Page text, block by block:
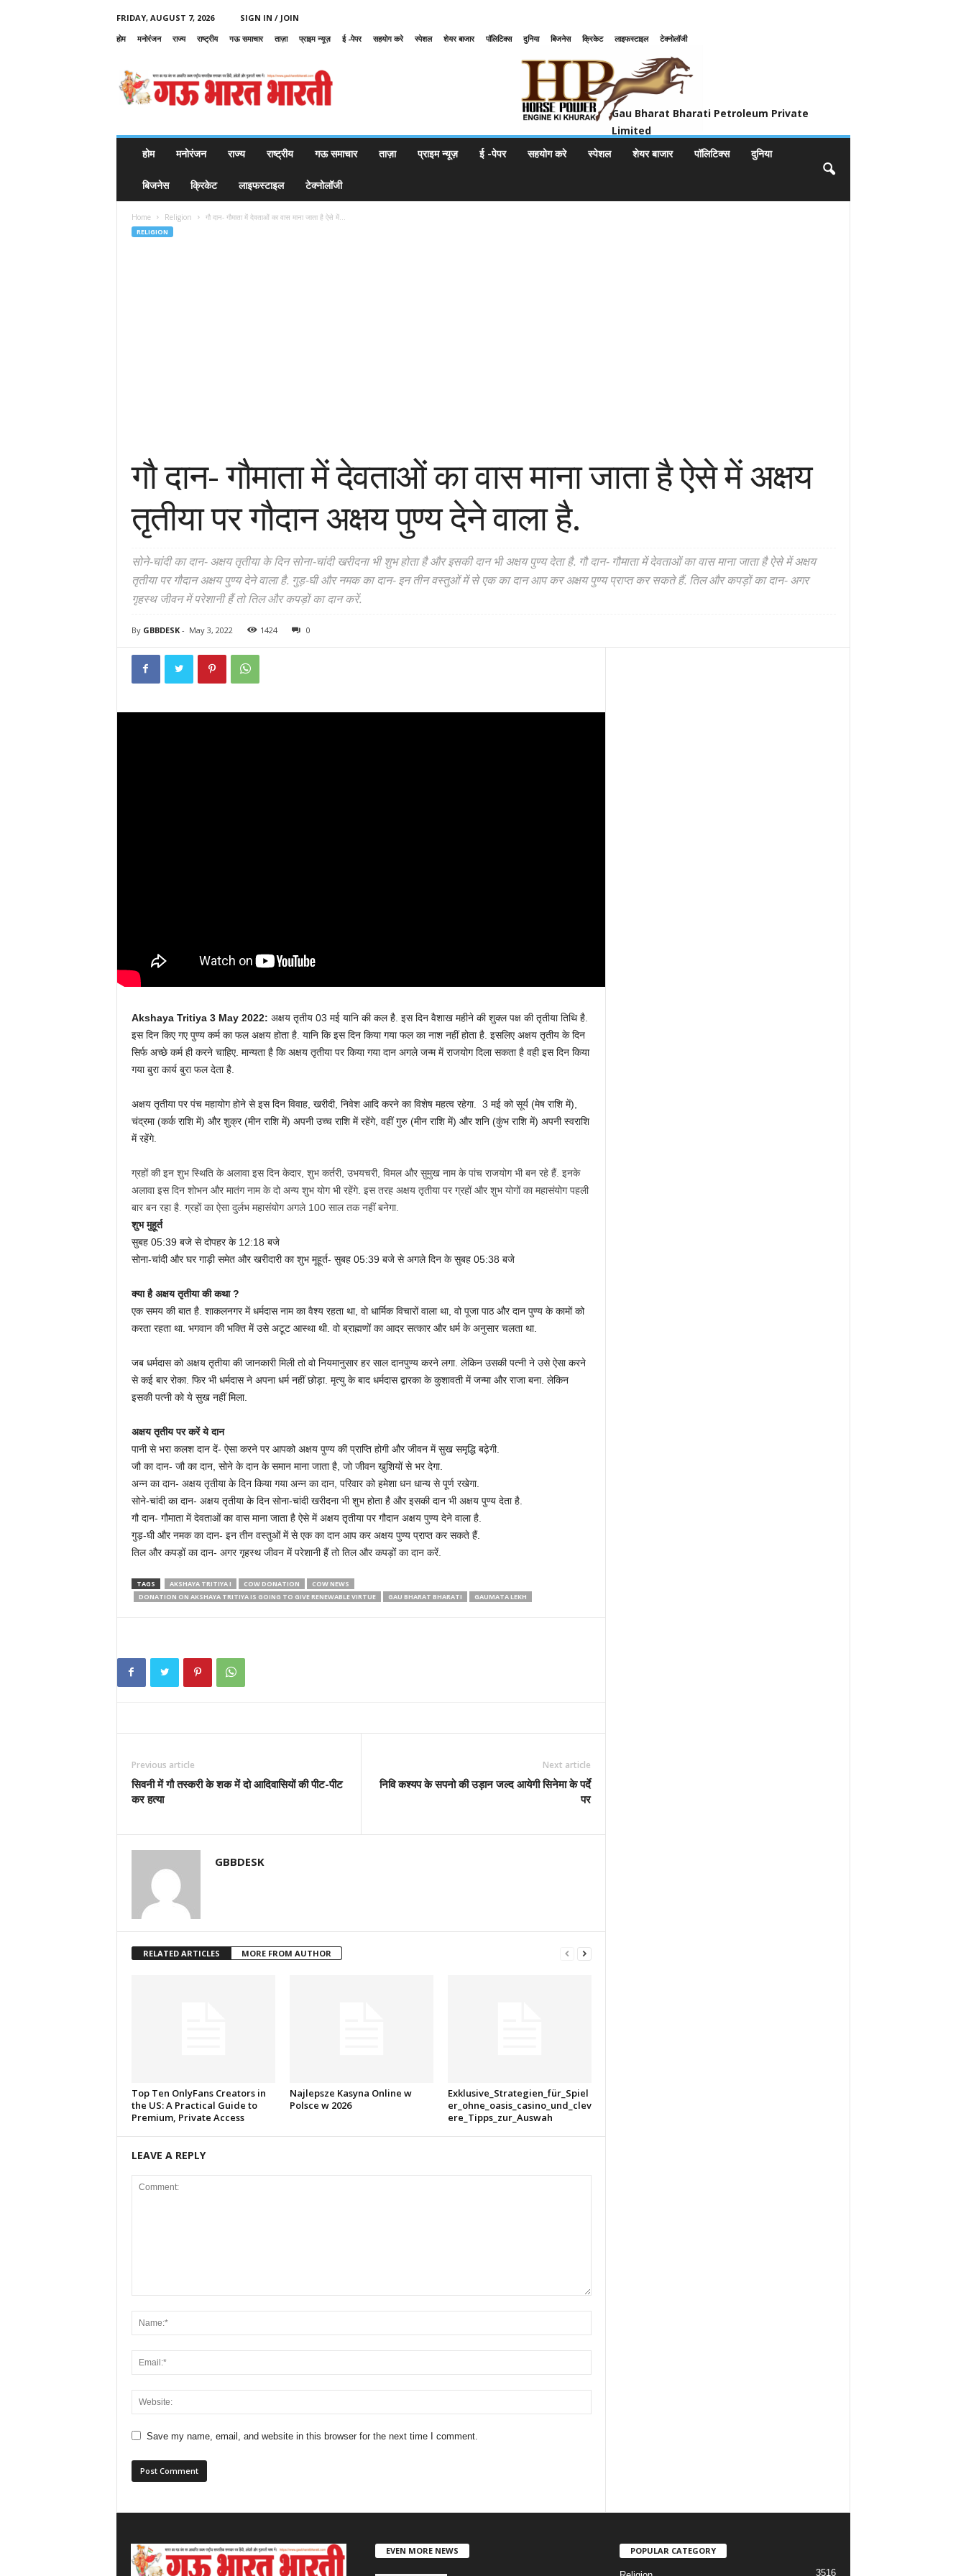
FRIDAY, AUGUST 7, 2026
SIGN IN / JOIN
होम
मनोरंजन राज्य राष्ट्रीय गऊ समाचार ताज़ा प्राइम न्यूज़ ई -पेपर सहयोग करे स्पेशल शेयर बाजार पॉलिटिक्स दुनिया बिजनेस क्रिकेट लाइफस्टाइल
टेक्नोलॉजी
u
Gau Bharat Bharati Petroleum Private
Limited
होम
मनोरंजन राज्य राष्ट्रीय गऊ समाचार ताज़ा प्राइम न्यूज़ ई -पेपर सहयोग करे स्पेशल शेयर बाजार पॉलिटिक्स दुनिया
बिजनेस क्रिकेट लाइफस्टाइल टेक्नोलॉजी
Home Religion गौ दान- गौमाता में देवताओं का वास माना जाता है ऐसे में...
RELIGION
गौ दान- गौमाता में देवताओं का वास माना जाता है ऐसे में अक्षय
तृतीया पर गौदान अक्षय पुण्य देने वाला है.
सोने-चांदी का दान- अक्षय तृतीया के दिन सोना-चांदी खरीदना भी शुभ होता है और इसकी दान भी अक्षय पुण्य देता है. गौ दान- गौमाता में देवताओं का वास माना जाता है ऐसे में अक्षय
तृतीया पर गौदान अक्षय पुण्य देने वाला है. गुड़-घी और नमक का दान- इन तीन वस्तुओं में से एक का दान आप कर अक्षय पुण्य प्राप्त कर सकते हैं. तिल और कपड़ों का दान- अगर
गृहस्थ जीवन में परेशानी हैं तो तिल और कपड़ों का दान करें.
By GBBDESK- May 3, 2022 1424 0
Akshaya Tritiya 3 May 2022: अक्षय तृतीय 03 मई यानि की कल है. इस दिन वैशाख महीने की शुक्ल पक्ष की तृतीया तिथि है.
इस दिन किए गए पुण्य कर्म का फल अक्षय होता है. यानि कि इस दिन किया गया फल का नाश नहीं होता है. इसलिए अक्षय तृतीय के दिन
सिर्फ अच्छे कर्म ही करने चाहिए. मान्यता है कि अक्षय तृतीया पर किया गया दान अगले जन्म में राजयोग दिला सकता है वही इस दिन किया
गया बुरा कार्य बुरा फल देता है.
अक्षय तृतीया पर पंच महायोग होने से इस दिन विवाह, खरीदी, निवेश आदि करने का विशेष महत्व रहेगा. 3 मई को सूर्य (मेष राशि में),
चंद्रमा (कर्क राशि में) और शुक्र (मीन राशि में) अपनी उच्च राशि में रहेंगे, वहीं गुरु (मीन राशि में) और शनि (कुंभ राशि में) अपनी स्वराशि
में रहेंगे.
ग्रहों की इन शुभ स्थिति के अलावा इस दिन केदार, शुभ कर्तरी, उभयचरी, विमल और सुमुख नाम के पांच राजयोग भी बन रहे हैं. इनके
अलावा इस दिन शोभन और मातंग नाम के दो अन्य शुभ योग भी रहेंगे. इस तरह अक्षय तृतीया पर ग्रहों और शुभ योगों का महासंयोग पहली
बार बन रहा है. ग्रहों का ऐसा दुर्लभ महासंयोग अगले 100 साल तक नहीं बनेगा.
शुभ मुहूर्त
सुबह 05:39 बजे से दोपहर के 12:18 बजे
सोना-चांदी और घर गाड़ी समेत और खरीदारी का शुभ मूहूर्त- सुबह 05:39 बजे से अगले दिन के सुबह 05:38 बजे
क्या है अक्षय तृतीया की कथा ?
एक समय की बात है. शाकलनगर में धर्मदास नाम का वैश्य रहता था, वो धार्मिक विचारों वाला था, वो पूजा पाठ और दान पुण्य के कामों को
करता रहता था. भगवान की भक्ति में उसे अटूट आस्था थी. वो ब्राह्मणों का आदर सत्कार और धर्म के अनुसार चलता था.
जब धर्मदास को अक्षय तृतीया की जानकारी मिली तो वो नियमानुसार हर साल दानपुण्य करने लगा. लेकिन उसकी पत्नी ने उसे ऐसा करने
से कई बार रोका. फिर भी धर्मदास ने अपना धर्म नहीं छोड़ा. मृत्यु के बाद धर्मदास द्वारका के कुशावती में जन्मा और राजा बना. लेकिन
इसकी पत्नी को ये सुख नहीं मिला.
अक्षय तृतीय पर करें ये दान
पानी से भरा कलश दान दें- ऐसा करने पर आपको अक्षय पुण्य की प्राप्ति होगी और जीवन में सुख समृद्धि बढ़ेगी.
जौ का दान- जौ का दान, सोने के दान के समान माना जाता है, जो जीवन खुशियों से भर देगा.
अन्न का दान- अक्षय तृतीया के दिन किया गया अन्न का दान, परिवार को हमेशा धन धान्य से पूर्ण रखेगा.
सोने-चांदी का दान- अक्षय तृतीया के दिन सोना-चांदी खरीदना भी शुभ होता है और इसकी दान भी अक्षय पुण्य देता है.
गौ दान- गौमाता में देवताओं का वास माना जाता है ऐसे में अक्षय तृतीया पर गौदान अक्षय पुण्य देने वाला है.
गुड़-घी और नमक का दान- इन तीन वस्तुओं में से एक का दान आप कर अक्षय पुण्य प्राप्त कर सकते हैं.
तिल और कपड़ों का दान- अगर गृहस्थ जीवन में परेशानी हैं तो तिल और कपड़ों का दान करें.
TAGS AKSHAYA TRITIYA I COW DONATION
COW NEWS
DONATION ON AKSHAYA TRITIYA IS GOING TO GIVE RENEWABLE VIRTUE
GAU BHARAT BHARATI GAUMATA LEKH
Previous article
सिवनी में गौ तस्करी के शक में दो आदिवासियों की पीट-पीट
कर हत्या
Next article
निवि कश्यप के सपनो की उड़ान जल्द आयेगी सिनेमा के पर्दे
पर
GBBDESK
RELATED ARTICLES MORE FROM AUTHOR
Top Ten OnlyFans Creators in
the US: A Practical Guide to
Premium, Private Access
Najlepsze Kasyna Online w
Polsce w 2026
Exklusive_Strategien_für_Spiel
er_ohne_oasis_casino_und_clev
ere_Tipps_zur_Auswah
LEAVE A REPLY
Save my name, email, and website in this browser for the next time I comment.
EVEN MORE NEWS POPULAR CATEGORY
3516